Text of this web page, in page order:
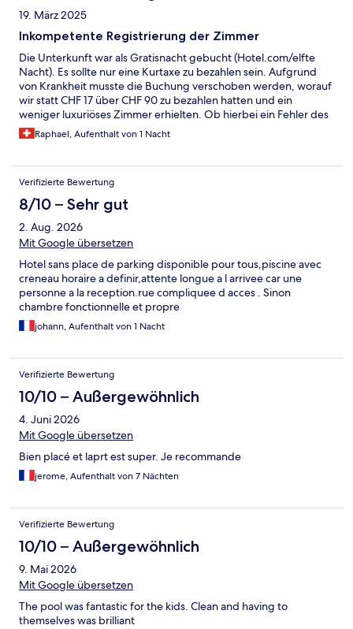
19. März 2025
Inkompetente Registrierung der Zimmer
Die Unterkunft war als Gratisnacht gebucht (Hotel.com/elfte
Nacht). Es sollte nur eine Kurtaxe zu bezahlen sein. Aufgrund
von Krankheit musste die Buchung verschoben werden, worauf
wir statt CHF 17 über CHF 90 zu bezahlen hatten und ein
weniger luxuriöses Zimmer erhielten. Ob hierbei ein Fehler des
Hotels oder bei Hotel.com lag ist unklar, jedenfalls kann beim
Hotel nicht Auskunft gegeben werden. Genauso inkompetent
angeblich zwei Zimmer gebucht hätten. Die Chat-Nachfrage
ergab, dass Hotel.com nur ein Zimmer registriert hatte. Wir
bezogen nun 1 Zimmer und bezahlten die Kurtaxe. Ferner
wurde uns, wie wir nun zuhause feststellen, 2 Mal Euro 150 als
Depot belastet!
Raphael, Aufenthalt von 1 Nacht
Verifizierte Bewertung
8/10 – Sehr gut
2. Aug. 2026
Mit Google übersetzen
Hotel sans place de parking disponible pour tous,piscine avec
creneau horaire a definir,attente longue a l arrivee car une
personne a la reception.rue compliquee d acces . Sinon
chambre fonctionnelle et propre
johann, Aufenthalt von 1 Nacht
Verifizierte Bewertung
10/10 – Außergewöhnlich
4. Juni 2026
Mit Google übersetzen
Bien placé et laprt est super. Je recommande
jerome, Aufenthalt von 7 Nächten
Verifizierte Bewertung
10/10 – Außergewöhnlich
9. Mai 2026
Mit Google übersetzen
The pool was fantastic for the kids. Clean and having to
themselves was brilliant